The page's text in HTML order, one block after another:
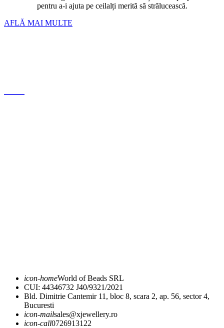
pentru a-i ajuta pe ceilalți merită să strălucească.
AFLĂ MAI MULTE
icon-homeWorld of Beads SRL
CUI: 44346732 J40/9321/2021
Bld. Dimitrie Cantemir 11, bloc 8, scara 2, ap. 56, sector 4,
Bucuresti
icon-mailsales@xjewellery.ro
icon-call0726913122